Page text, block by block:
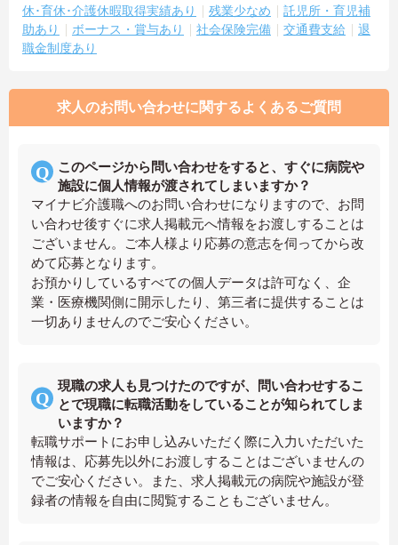
休･育休･介護休暇取得実績あり
残業少なめ
託児所・育児補
助あり
ボーナス・賞与あり 社会保険完備 交通費支給
退
職金制度あり
求人のお問い合わせに関するよくあるご質問
このページから問い合わせをすると、すぐに病院や
施設に個人情報が渡されてしまいますか？
マイナビ介護職へのお問い合わせになりますので、お問
い合わせ後すぐに求人掲載元へ情報をお渡しすることは
ございません。ご本人様より応募の意志を伺ってから改
めて応募となります。
お預かりしているすべての個人データは許可なく、企
業・医療機関側に開示したり、第三者に提供することは
一切ありませんのでご安心ください。
現職の求人も見つけたのですが、問い合わせするこ
とで現職に転職活動をしていることが知られてしま
いますか？
転職サポートにお申し込みいただく際に入力いただいた
情報は、応募先以外にお渡しすることはございませんの
でご安心ください。また、求人掲載元の病院や施設が登
録者の情報を自由に閲覧することもございません。